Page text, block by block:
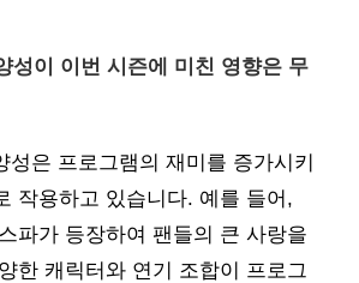
성이 이번 시즌에 미친 영향은 무
성은 프로그램의 재미를 증가시키
작용하고 있습니다. 예를 들어,
파가 등장하여 팬들의 큰 사랑을
한 캐릭터와 연기 조합이 프로그